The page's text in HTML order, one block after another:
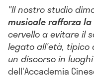
"Il nostro studio
musicale rafforza
cervello a evitare il
legato all'età, tipico
un discorso in
dell'Accademia